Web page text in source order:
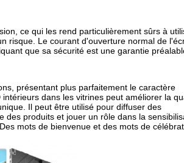
ce qui les rend particulièrement sûrs à
risque. Le courant d'ouverture normal de
que sa sécurité est une garantie
présentant plus parfaitement le caractère
dans les vitrines peut améliorer la
Il peut être utilisé pour diffuser des
des produits et jouer un rôle dans la
mots de bienvenue et des mots de